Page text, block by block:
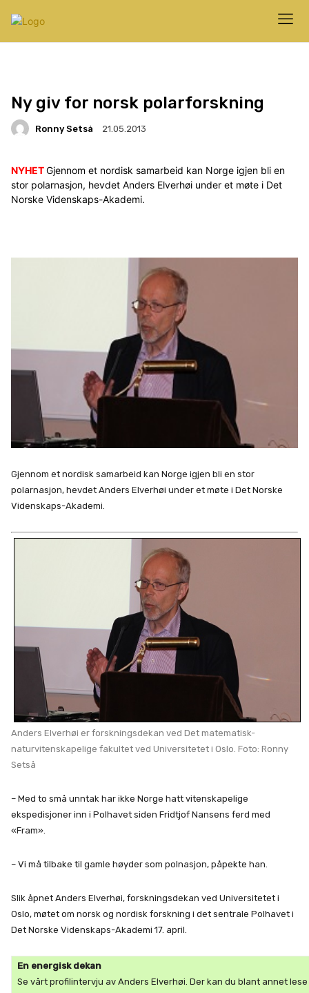
Ny giv for norsk polarforskning
Ronny Setså 21.05.2013
NYHETGjennom et nordisk samarbeid kan Norge igjen bli en
stor polarnasjon, hevdet Anders Elverhøi under et møte i Det
Norske Videnskaps-Akademi.
Gjennom et nordisk samarbeid kan Norge igjen bli en stor
polarnasjon, hevdet Anders Elverhøi under et møte i Det Norske
Videnskaps-Akademi.
Anders Elverhøi er forskningsdekan ved Det matematisk-
naturvitenskapelige fakultet ved Universitetet i Oslo. Foto: Ronny
Setså
– Med to små unntak har ikke Norge hatt vitenskapelige
ekspedisjoner inn i Polhavet siden Fridtjof Nansens ferd med
«Fram».
– Vi må tilbake til gamle høyder som polnasjon, påpekte han.
Slik åpnet Anders Elverhøi, forskningsdekan ved Universitetet i
Oslo, møtet om norsk og nordisk forskning i det sentrale Polhavet i
Det Norske Videnskaps-Akademi 17. april.
En energisk dekan
Se vårt profilintervju av Anders Elverhøi. Der kan du blant annet